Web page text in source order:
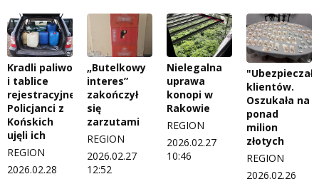
Kradli paliwo
i tablice
rejestracyjne.
Policjanci z
Końskich
ujęli ich
REGION
2026.02.28
„Butelkowy
interes”
zakończył
się
zarzutami
REGION
2026.02.27
12:52
Nielegalna
uprawa
konopi w
Rakowie
REGION
2026.02.27
10:46
klientów.
Oszukała na
ponad
milion
złotych
REGION
2026.02.26